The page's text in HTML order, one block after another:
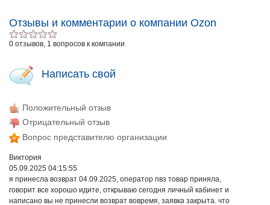
Отзывы и комментарии о компании Ozon
0 отзывов, 1 вопросов к компании
Написать свой
Положительный отзыв
Отрицательный отзыв
Вопрос представителю организации
Виктория
05.09.2025 04:15:55
я принесла возврат 04.09.2025, оператор пвз товар приняла,
говорит все хорошо идите, открываю сегодня личный кабинет и
написано вы не принесли возврат вовремя, заявка закрыта. что